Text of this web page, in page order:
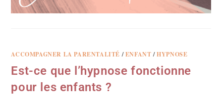
ACCOMPAGNER LA PARENTALITÉ /ENFANT/HYPNOSE
Est-ce que l’hypnose fonctionne
pour les enfants ?